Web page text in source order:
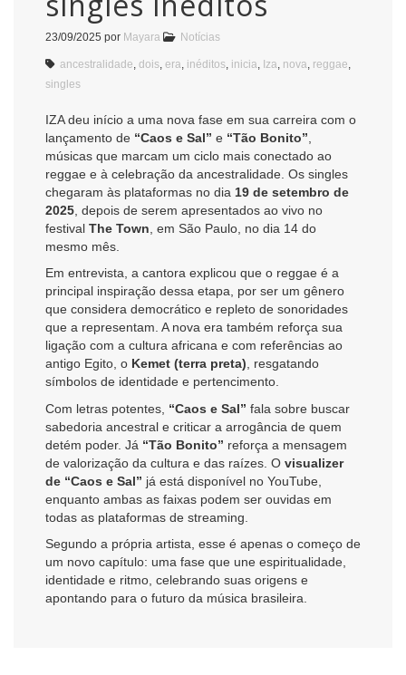
23/09/2025 por Mayara Notícias
ancestralidade dois era inéditos inicia Iza nova reggae
singles
IZA deu início a uma nova fase em sua carreira com o
lançamento de “Caos e Sal” e “Tão Bonito”
músicas que marcam um ciclo mais conectado ao
reggae e à celebração da ancestralidade. Os singles
chegaram às plataformas no dia 19 de setembro de
2025 , depois de serem apresentados ao vivo no
festival The Town , em São Paulo, no dia 14 do
mesmo mês.
Em entrevista, a cantora explicou que o reggae é a
principal inspiração dessa etapa, por ser um gênero
que considera democrático e repleto de sonoridades
que a representam. A nova era também reforça sua
ligação com a cultura africana e com referências ao
antigo Egito, o Kemet (terra preta) , resgatando
símbolos de identidade e pertencimento.
Com letras potentes, “Caos e Sal” fala sobre buscar
sabedoria ancestral e criticar a arrogância de quem
detém poder. Já “Tão Bonito” reforça a mensagem
de valorização da cultura e das raízes. O visualizer
de “Caos e Sal” já está disponível no YouTube,
enquanto ambas as faixas podem ser ouvidas em
todas as plataformas de streaming.
Segundo a própria artista, esse é apenas o começo de
um novo capítulo: uma fase que une espiritualidade,
identidade e ritmo, celebrando suas origens e
apontando para o futuro da música brasileira.